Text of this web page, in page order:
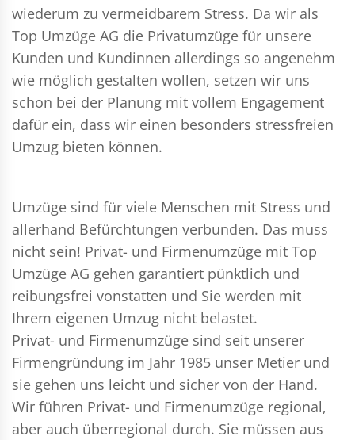
wiederum zu vermeidbarem Stress. Da wir als
Top Umzüge AG die Privatumzüge für unsere
Kunden und Kundinnen allerdings so angenehm
wie möglich gestalten wollen, setzen wir uns
schon bei der Planung mit vollem Engagement
dafür ein, dass wir einen besonders stressfreien
Umzug bieten können.
Umzüge sind für viele Menschen mit Stress und
allerhand Befürchtungen verbunden. Das muss
nicht sein! Privat- und Firmenumzüge mit Top
Umzüge AG gehen garantiert pünktlich und
reibungsfrei vonstatten und Sie werden mit
Ihrem eigenen Umzug nicht belastet.
Privat- und Firmenumzüge sind seit unserer
Firmengründung im Jahr 1985 unser Metier und
sie gehen uns leicht und sicher von der Hand.
Wir führen Privat- und Firmenumzüge regional,
aber auch überregional durch. Sie müssen aus